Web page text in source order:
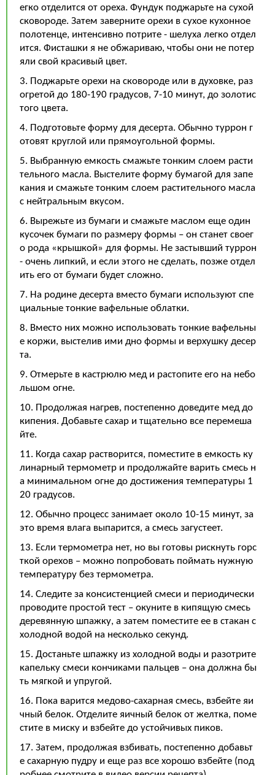
егко отделится от ореха. Фундук поджарьте на сухой
сковороде. Затем заверните орехи в сухое кухонное
полотенце, интенсивно потрите - шелуха легко отдел
ится. Фисташки я не обжариваю, чтобы они не потер
яли свой красивый цвет.
3. Поджарьте орехи на сковороде или в духовке, раз
огретой до 180-190 градусов, 7-10 минут, до золотис
того цвета.
4. Подготовьте форму для десерта. Обычно туррон г
отовят круглой или прямоугольной формы.
5. Выбранную емкость смажьте тонким слоем расти
тельного масла. Выстелите форму бумагой для запе
кания и смажьте тонким слоем растительного масла
с нейтральным вкусом.
6. Вырежьте из бумаги и смажьте маслом еще один
кусочек бумаги по размеру формы – он станет своег
о рода «крышкой» для формы. Не застывший туррон
- очень липкий, и если этого не сделать, позже отдел
ить его от бумаги будет сложно.
7. На родине десерта вместо бумаги используют спе
циальные тонкие вафельные облатки.
8. Вместо них можно использовать тонкие вафельны
е коржи, выстелив ими дно формы и верхушку десер
та.
9. Отмерьте в кастрюлю мед и растопите его на небо
льшом огне.
10. Продолжая нагрев, постепенно доведите мед до
кипения. Добавьте сахар и тщательно все перемеша
йте.
11. Когда сахар растворится, поместите в емкость ку
линарный термометр и продолжайте варить смесь н
а минимальном огне до достижения температуры 1
20 градусов.
12. Обычно процесс занимает около 10-15 минут, за
это время влага выпарится, а смесь загустеет.
13. Если термометра нет, но вы готовы рискнуть горс
ткой орехов – можно попробовать поймать нужную
температуру без термометра.
14. Следите за консистенцией смеси и периодически
проводите простой тест – окуните в кипящую смесь
деревянную шпажку, а затем поместите ее в стакан с
холодной водой на несколько секунд.
15. Достаньте шпажку из холодной воды и разотрите
капельку смеси кончиками пальцев – она должна бы
ть мягкой и упругой.
16. Пока варится медово-сахарная смесь, взбейте яи
чный белок. Отделите яичный белок от желтка, поме
стите в миску и взбейте до устойчивых пиков.
17. Затем, продолжая взбивать, постепенно добавьт
е сахарную пудру и еще раз все хорошо взбейте (под